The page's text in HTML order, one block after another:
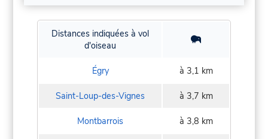
Distances indiquées à vol
d'oiseau
Égry à 3,1 km
Saint-Loup-des-Vignes à 3,7 km
Montbarrois à 3,8 km